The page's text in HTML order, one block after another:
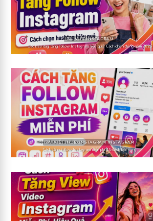
BÀI VIẾT INSTAGRAM
Các hashtag tăng follow Instagram hiệu quả: Cách chọn đúng năm 2026
BÀI VIẾT INDEXINSTAGRAM INSTAGRAM
Cách tăng follow Instagram miễn phí: 15 cách bền vững